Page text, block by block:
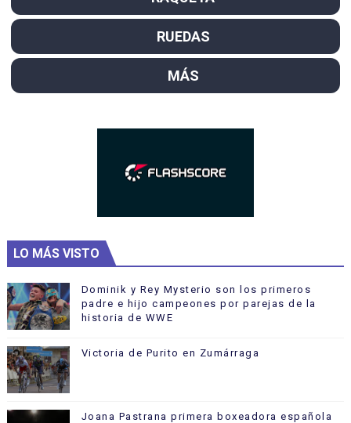
RUEDAS
MÁS
LO MÁS VISTO
Dominik y Rey Mysterio son los primeros
padre e hijo campeones por parejas de la
historia de WWE
Victoria de Purito en Zumárraga
Joana Pastrana primera boxeadora española